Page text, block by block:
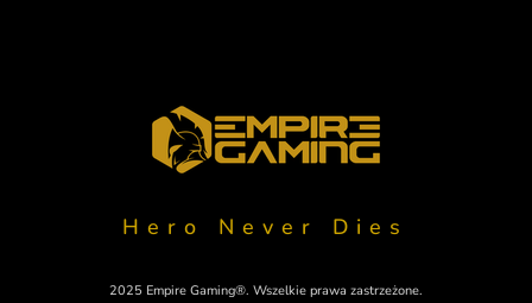
Hero Never Dies
2025 Empire Gaming®. Wszelkie prawa zastrzeżone.